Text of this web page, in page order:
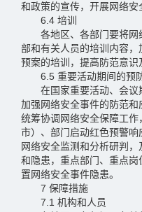
和政策的宣传，开展网络安
6.4 培训
各地区、各部门要将网
部和有关人员的培训内容
预案的培训，提高防范意识
6.5 重要活动期间的预
在国家重要活动、会议
加强网络安全事件的防范
统筹协调网络安全保障工作
市）、部门启动红色预警
网络安全监测和分析研判
和隐患，重点部门、重点
置网络安全事件隐患。
7 保障措施
7.1 机构和人员